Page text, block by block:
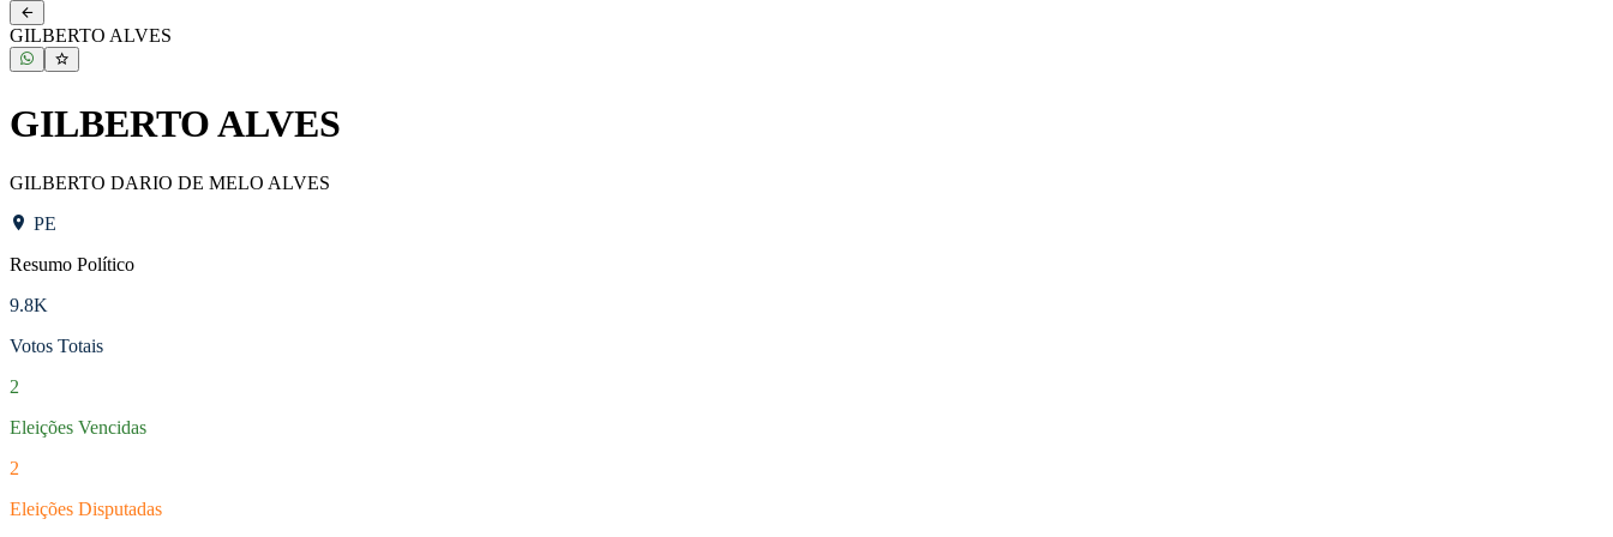
NOVO
GILBERTO ALVES
GILBERTO ALVES
GILBERTO DARIO DE MELO ALVES
PE
Resumo Político
9.8K
Votos Totais
2
Eleições Vencidas
2
Eleições Disputadas